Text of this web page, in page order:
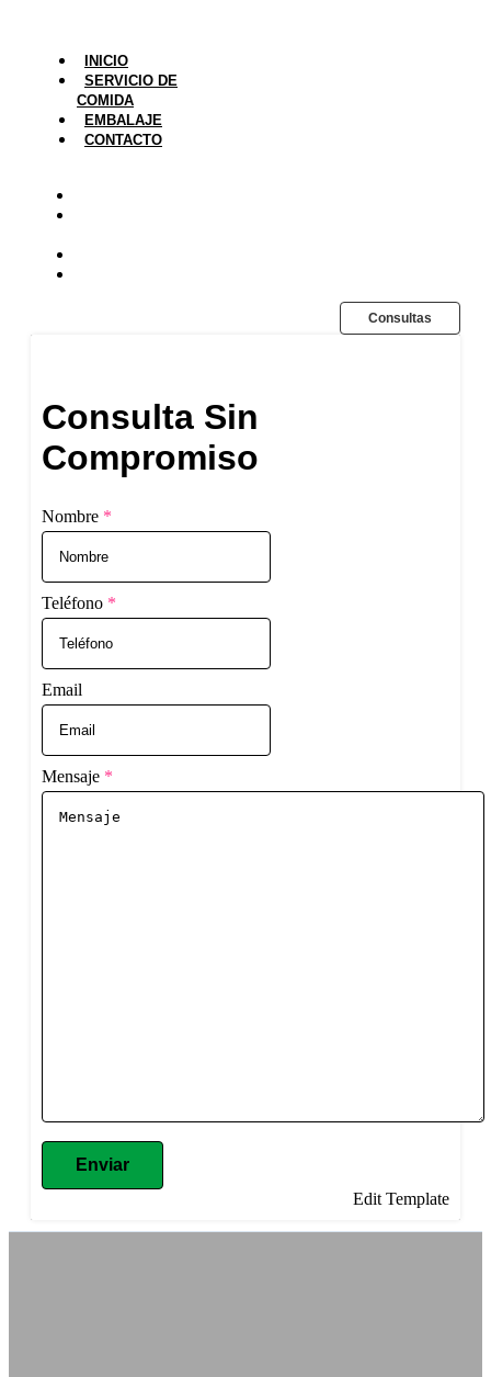
INICIO
SERVICIO DE
COMIDA
EMBALAJE
CONTACTO
Consultas
Consulta Sin
Compromiso
Nombre *
Teléfono *
Email
Mensaje *
Enviar
Edit Template